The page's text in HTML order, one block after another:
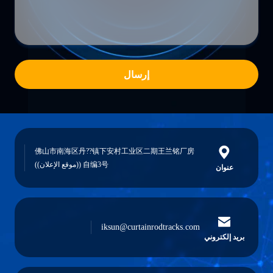
إرسال
عنوان
佛山市南海区丹??镇下安村工业区二期王兰铭厂房
自编3号 ((موقع الإعلان))
بريد إلكتروني
iksun@curtainrodtracks.com